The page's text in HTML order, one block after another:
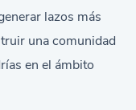
lazos más
una comunidad
en el ámbito